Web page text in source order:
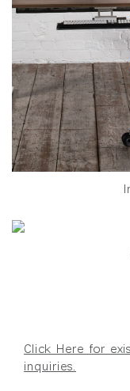
Click Here for
inquiries.